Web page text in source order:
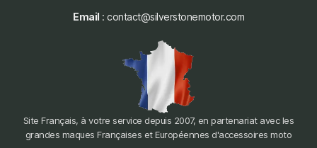
Email : contact@silverstonemotor.com
Site Français, à votre service depuis 2007, en partenariat avec les
grandes maques Françaises et Européennes d'accessoires moto